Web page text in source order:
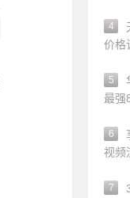
4
价格
5
最强
6
视频
7